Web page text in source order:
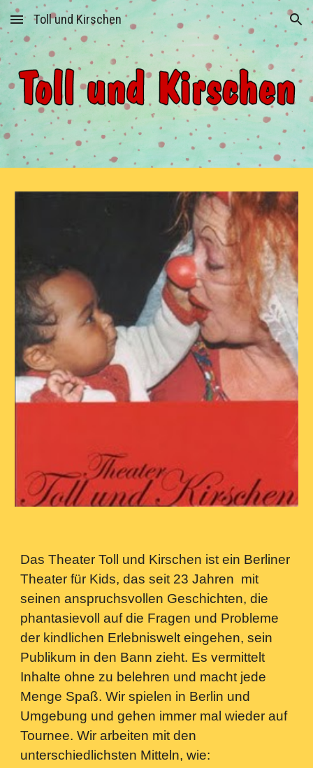
Skip to main content Skip to navigation
Toll und Kirschen
Das Theater Toll und Kirschen ist ein Berliner
Theater für Kids, das seit 23 Jahren mit
seinen anspruchsvollen Geschichten, die
phantasievoll auf die Fragen und Probleme
der kindlichen Erlebniswelt eingehen, sein
Publikum in den Bann zieht. Es vermittelt
Inhalte ohne zu belehren und macht jede
Menge Spaß. Wir spielen in Berlin und
Umgebung und gehen immer mal wieder auf
Tournee. Wir arbeiten mit den
unterschiedlichsten Mitteln, wie: